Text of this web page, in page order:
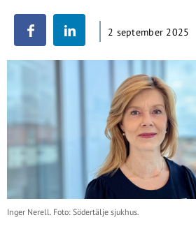
2 september 2025
Inger Nerell. Foto: Södertälje sjukhus.